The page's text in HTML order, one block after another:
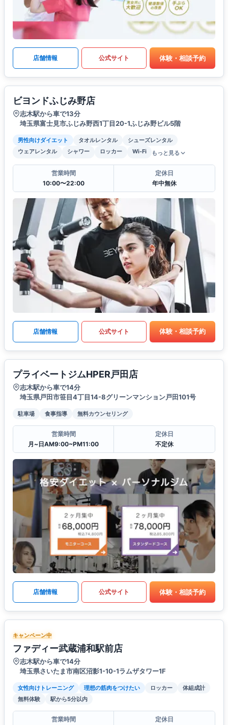
店舗情報 公式サイト 体験・相談予約
ビヨンドふじみ野店
志木駅から車で13分
埼玉県富士見市ふじみ野西1丁目20-1ふじみ野ビル5階
男性向けダイエット タオルレンタル
シューズレンタル
ウェアレンタル
シャワー ロッカー Wi-Fi もっと見る
営業時間
10:00〜22:00
定休日
年中無休
店舗情報 公式サイト 体験・相談予約
プライベートジムHPER戸田店
志木駅から車で14分
埼玉県戸田市笹目4丁目14-8グリーンマンション戸田101号
駐車場 食事指導 無料カウンセリング
営業時間
月~日AM9:00~PM11:00
定休日
不定休
店舗情報 公式サイト 体験・相談予約
キャンペーン中
ファディー武蔵浦和駅前店
志木駅から車で14分
埼玉県さいたま市南区沼影1-10-1ラムザタワー1F
女性向けトレーニング 理想の筋肉をつけたい ロッカー
体組成計
無料体験
駅から5分以内
営業時間
定休日